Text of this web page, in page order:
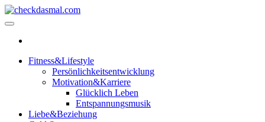
Zum
Inhalt
Fitness&Lifestyle
Persönlichkeitsentwicklung
Motivation&Karriere
Glücklich Leben
Entspannungsmusik
Liebe&Beziehung